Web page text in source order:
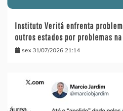
Instituto Veritá enfrenta
outros estados por problemas
sex 31/07/2026 21:14